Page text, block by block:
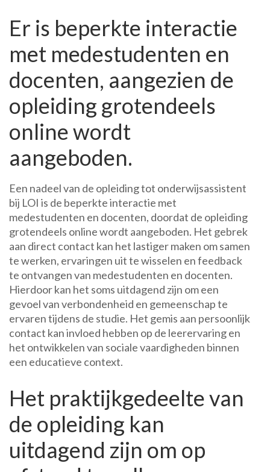
Er is beperkte interactie
met medestudenten en
docenten, aangezien de
opleiding grotendeels
online wordt
aangeboden.
Een nadeel van de opleiding tot onderwijsassistent
bij LOI is de beperkte interactie met
medestudenten en docenten, doordat de opleiding
grotendeels online wordt aangeboden. Het gebrek
aan direct contact kan het lastiger maken om samen
te werken, ervaringen uit te wisselen en feedback
te ontvangen van medestudenten en docenten.
Hierdoor kan het soms uitdagend zijn om een
gevoel van verbondenheid en gemeenschap te
ervaren tijdens de studie. Het gemis aan persoonlijk
contact kan invloed hebben op de leerervaring en
het ontwikkelen van sociale vaardigheden binnen
een educatieve context.
Het praktijkgedeelte van
de opleiding kan
uitdagend zijn om op